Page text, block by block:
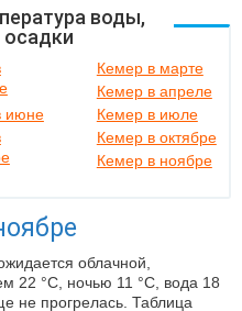
воды,
осадки
Кемер в марте
Кемер в апреле
июне
Кемер в июле
Кемер в октябре
Кемер в ноябре
облачной,
22 °C, ночью 11 °C, вода 18
не прогрелась. Таблица